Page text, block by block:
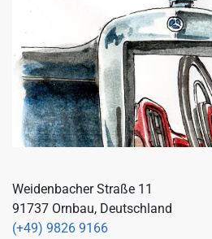
Weidenbacher Straße 11
91737 Ornbau, Deutschland
(+49) 9826 9166